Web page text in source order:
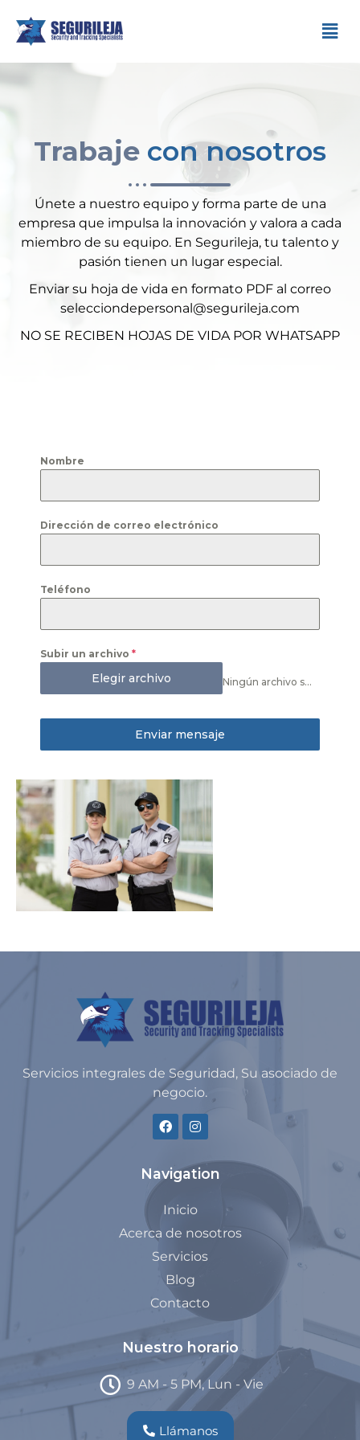
Trabaje con nosotros
Únete a nuestro equipo y forma parte de una
empresa que impulsa la innovación y valora a cada
miembro de su equipo. En Segurileja, tu talento y
pasión tienen un lugar especial.
Enviar su hoja de vida en formato PDF al correo
selecciondepersonal@segurileja.com
NO SE RECIBEN HOJAS DE VIDA POR WHATSAPP
Nombre
Dirección de correo electrónico
Teléfono
Subir un archivo *
Elegir archivo Ningún archivo seleccionado
Enviar mensaje
Servicios integrales de Seguridad, Su asociado de
negocio.
Navigation
Inicio
Acerca de nosotros
Servicios
Blog
Contacto
Nuestro horario
9 AM - 5 PM, Lun - Vie
Llámanos